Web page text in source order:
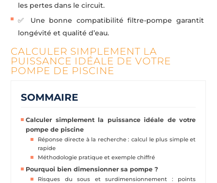
les pertes dans le circuit.
✅ Une bonne compatibilité filtre-pompe garantit
longévité et qualité d’eau.
CALCULER SIMPLEMENT LA
PUISSANCE IDÉALE DE VOTRE
POMPE DE PISCINE
SOMMAIRE
Calculer simplement la puissance idéale de votre
pompe de piscine
Réponse directe à la recherche : calcul le plus simple et
rapide
Méthodologie pratique et exemple chiffré
Pourquoi bien dimensionner sa pompe ?
Risques du sous et surdimensionnement : points